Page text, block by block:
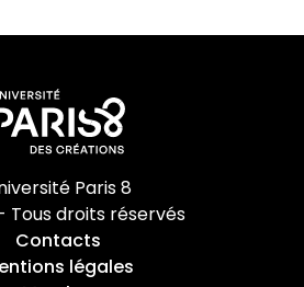
Paris 8
Tous droits réservés
Contacts
légales